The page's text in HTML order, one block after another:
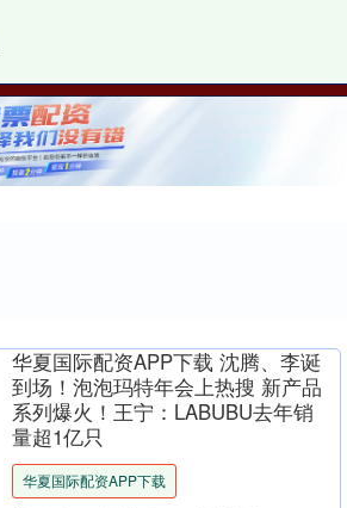
华夏国际配资APP下载 沈腾、李诞
到场！泡泡玛特年会上热搜 新产品
系列爆火！王宁：LABUBU去年销
量超1亿只
华夏国际配资APP下载